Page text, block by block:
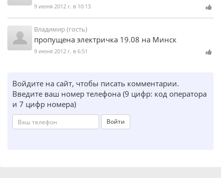
9 июня 2012 г. в 10:13
Владимир (гость)
пропущена электричка 19.08 на Минск
9 июня 2012 г. в 6:51
Войдите на сайт, чтобы писать комментарии.
Введите ваш номер телефона (9 цифр: код оператора
и 7 цифр номера)
Войти